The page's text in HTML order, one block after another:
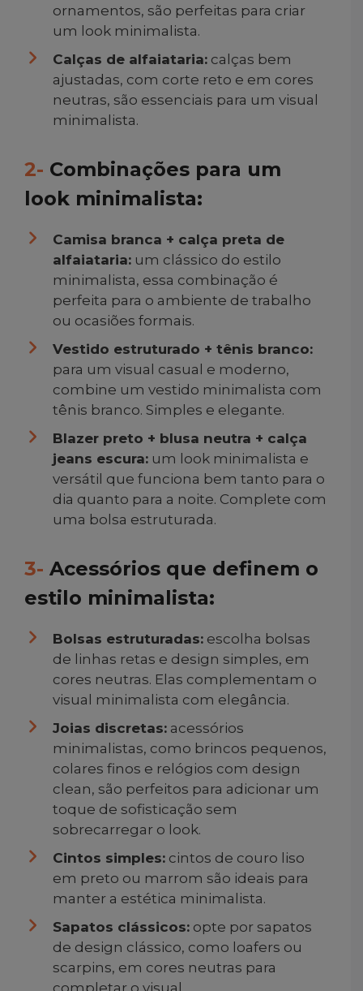
ornamentos, são perfeitas para criar
um look minimalista.
Calças de alfaiataria: calças bem
ajustadas, com corte reto e em cores
neutras, são essenciais para um visual
minimalista.
2- Combinações para um
look minimalista:
Camisa branca + calça preta de
alfaiataria: um clássico do estilo
minimalista, essa combinação é
perfeita para o ambiente de trabalho
ou ocasiões formais.
Vestido estruturado + tênis branco:
para um visual casual e moderno,
combine um vestido minimalista com
tênis branco. Simples e elegante.
Blazer preto + blusa neutra + calça
jeans escura: um look minimalista e
versátil que funciona bem tanto para o
dia quanto para a noite. Complete com
uma bolsa estruturada.
3- Acessórios que definem o
estilo minimalista:
Bolsas estruturadas: escolha bolsas
de linhas retas e design simples, em
cores neutras. Elas complementam o
visual minimalista com elegância.
Joias discretas: acessórios
minimalistas, como brincos pequenos,
colares finos e relógios com design
clean, são perfeitos para adicionar um
toque de sofisticação sem
sobrecarregar o look.
Cintos simples: cintos de couro liso
em preto ou marrom são ideais para
manter a estética minimalista.
Sapatos clássicos: opte por sapatos
de design clássico, como loafers ou
scarpins, em cores neutras para